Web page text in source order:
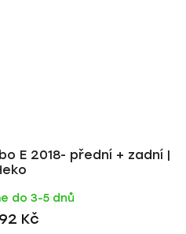
E 2018- přední + zadní |
do 3-5 dnů
Kč